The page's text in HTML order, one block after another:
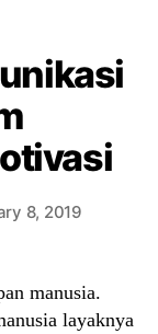
8, 2019
manusia.
layaknya